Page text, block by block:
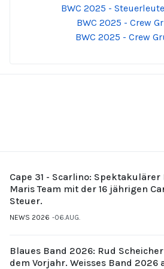
BWC 2025 -
BWC 2025 - Crew
BWC 2025 - Crew
Cape 31 - Scarlino:
Maris Team mit der 16 jährigen
Steuer.
NEWS 2026 06.AUG.
Blaues Band 2026: Rud
dem Vorjahr. Weisses Band 2026